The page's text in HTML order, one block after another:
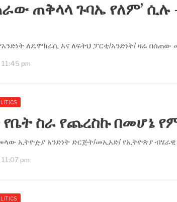
ጠቅላላ ጉባኤ የለም’ ሲሉ
ለዴሞክራሲ እና ለፍትህ ፓርቲ/አንድነት/ ዛሬ በሰጠው
11:45 pm
የቤት ስራ የጨረስኩ በመሆኔ
ኢትዮዽያ አንድነት ድርጅት/መኢአድ/ የኢትዮጵያ ብሄራዊ
pm